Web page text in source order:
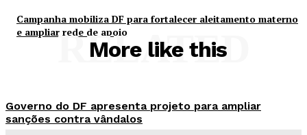
Campanha mobiliza DF para fortalecer aleitamento materno
e ampliar rede de apoio
More like this
RELATED
Governo do DF apresenta projeto para ampliar
sanções contra vândalos